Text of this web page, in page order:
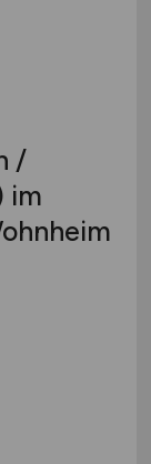
/
im